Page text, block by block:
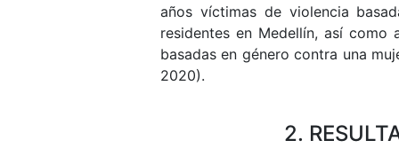
años víctimas de violencia
residentes en Medellín, así como
basadas en género contra una
2020).
2.